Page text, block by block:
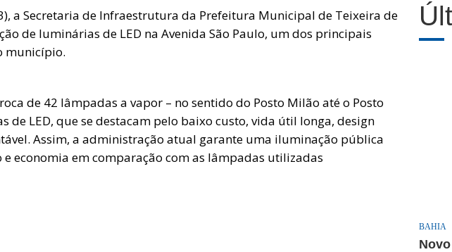
a Secretaria de Infraestrutura da Prefeitura Municipal de Teixeira de
de luminárias de LED na Avenida São Paulo, um dos principais
município.
de 42 lâmpadas a vapor – no sentido do Posto Milão até o Posto
de LED, que se destacam pelo baixo custo, vida útil longa, design
Assim, a administração atual garante uma iluminação pública
economia em comparação com as lâmpadas utilizadas
BAHIA